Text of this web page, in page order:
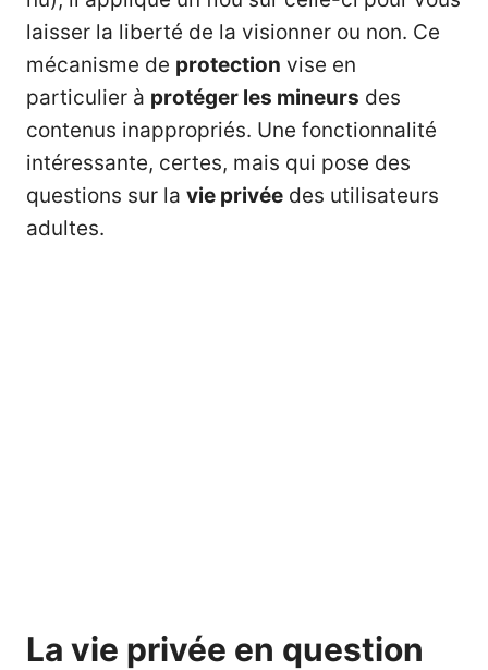
laisser la liberté de la visionner ou non. Ce
mécanisme de protection vise en
particulier à protéger les mineurs des
contenus inappropriés. Une fonctionnalité
intéressante, certes, mais qui pose des
questions sur la vie privée des utilisateurs
adultes.
La vie privée en question